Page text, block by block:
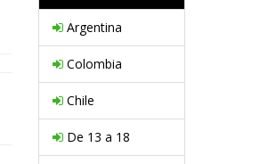
Argentina
Colombia
Chile
De 13 a 18